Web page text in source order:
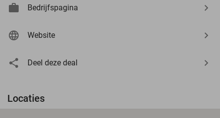
Bedrijfspagina
Website
Deel deze deal
Locaties